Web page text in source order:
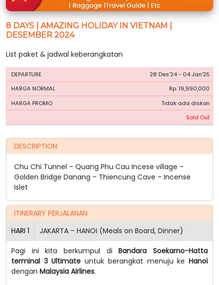
8 DAYS | AMAZING HOLIDAY IN VIETNAM |
DESEMBER 2024
List paket & jadwal keberangkatan
PERIODE
HARGA
28 Des'24 - 04 Jan'25
Rp. 19,990,000
Tidak ada diskon
Sold Out
DESCRIPTION
Chu Chi Tunnel – Quang Phu Cau Incese village –
Golden Bridge Danang – Thiencung Cave – Incense
Islet
ITINERARY PERJALANAN
HARI 1 JAKARTA – HANOI (Meals on Board, Dinner)
Pagi ini kita berkumpul diBandara Soekarno-Hatta
terminal 3 Ultimate untuk berangkat menuju keHanoi
dengan Malaysia Airlines.